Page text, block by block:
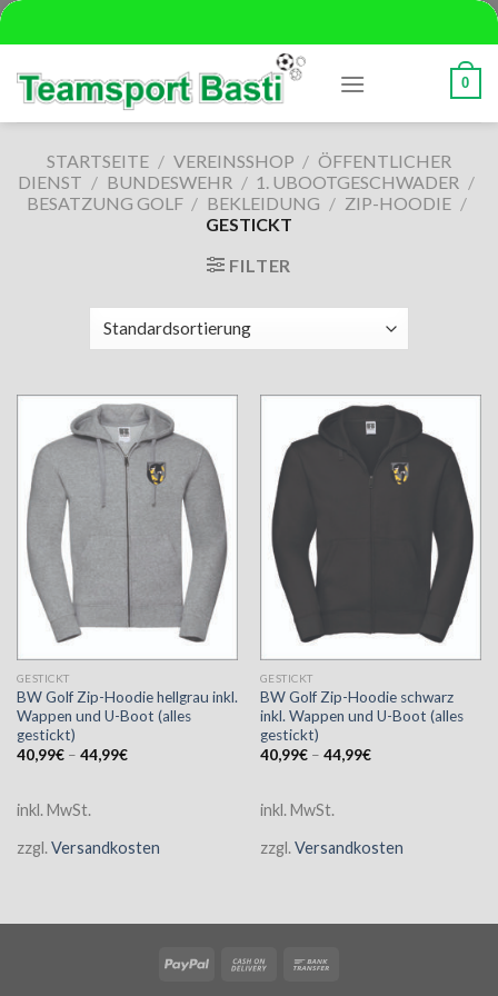
Skip
to
content
0
STARTSEITE / VEREINSSHOP / ÖFFENTLICHER
DIENST / BUNDESWEHR / 1. UBOOTGESCHWADER /
BESATZUNG GOLF / BEKLEIDUNG / ZIP-HOODIE /
GESTICKT
FILTER
GESTICKT
BW Golf Zip-Hoodie hellgrau inkl.
Wappen und U-Boot (alles
gestickt)
40,99€– 44,99€
inkl. MwSt.
zzgl. Versandkosten
GESTICKT
BW Golf Zip-Hoodie schwarz
inkl. Wappen und U-Boot (alles
gestickt)
40,99€– 44,99€
inkl. MwSt.
zzgl. Versandkosten